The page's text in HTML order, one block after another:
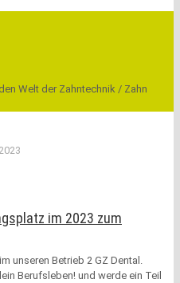
Welt der Zahntechnik / Zahn
im 2023 zum
unseren Betrieb 2 GZ Dental.
Berufsleben! und werde ein Teil